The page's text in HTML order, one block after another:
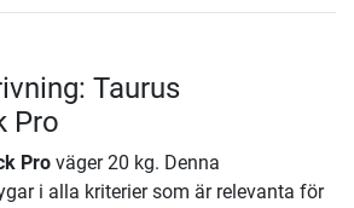
Taurus
Pro
Pro väger 20 kg. Denna
i alla kriterier som är relevanta för